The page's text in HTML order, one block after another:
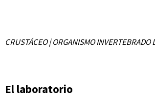
CRUSTÁCEO | ORGANISMO INVERTEBRADO
El laboratorio